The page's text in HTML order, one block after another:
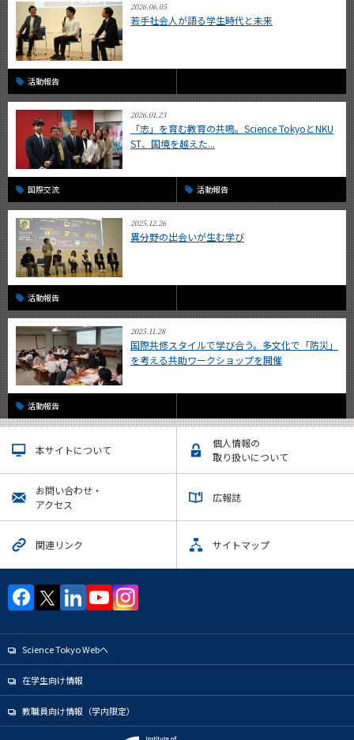
2026.06.05
若手社会人が語る学生時代と未来
活動報告
2026.01.23
「志」を育む教育の共鳴。Science TokyoとNKU
ST、国境を越えた...
国際交流 活動報告
2025.12.26
異分野の出会いが生む学び
活動報告
2025.11.28
国際共修スタイルで学び合う。多文化で「防災」
を考える共助ワークショップを開催
活動報告
本サイトについて
個人情報の
取り扱いについて
お問い合わせ・
アクセス
広報誌
関連リンク サイトマップ
Science Tokyo Webヘ
在学生向け情報
教職員向け情報（学内限定）